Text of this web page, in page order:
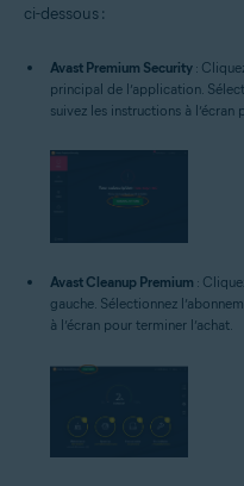
ci-dessous :
Avast Premium Security :
principal de l’application.
suivez les instructions à l’écran
Avast Cleanup Premium :
gauche. Sélectionnez
à l’écran pour terminer l’achat.